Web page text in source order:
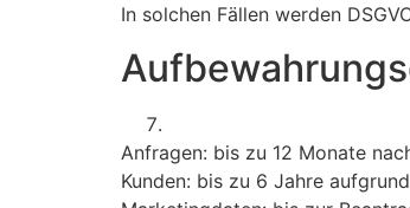
In solchen Fällen werden
Anfragen: bis zu 12 Monate
Kunden: bis zu 6 Jahre